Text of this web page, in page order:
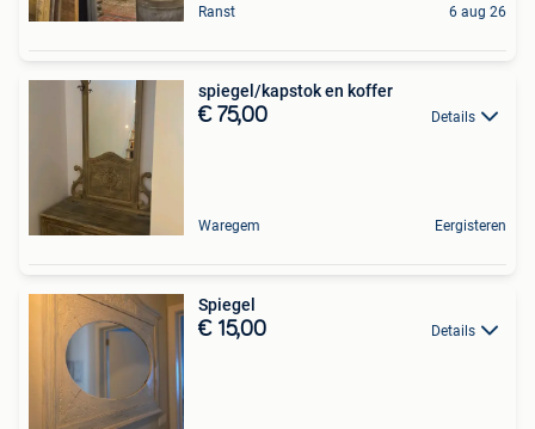
Ranst 6 aug 26
spiegel/kapstok en koffer
€ 75,00 Details
Waregem Eergisteren
Spiegel
€ 15,00 Details